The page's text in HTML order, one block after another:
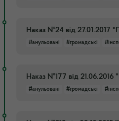
Наказ №24 від 27.01.2017
#анульовані #громадські
Наказ №177 від 21.06.2016
#анульовані #громадські